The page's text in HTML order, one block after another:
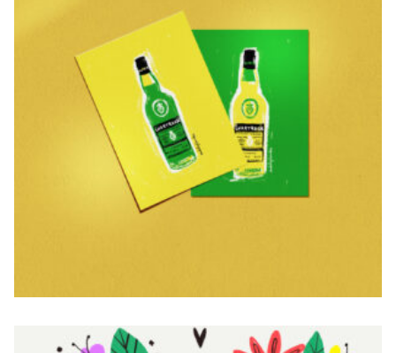
EL CHARTREUSE
€20,00